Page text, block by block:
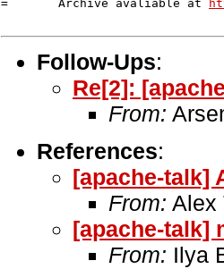
=       Archive avaliable at
Follow-Ups:
Re[2]:
From:
References:
[apache-talk]
From: Alex
[apache-talk]
From: Ilya